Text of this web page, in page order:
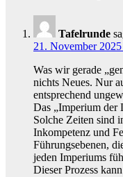
Tafelrunde
21. November
Was wir gerade
nichts Neues. Nur
entsprechend
Das „Imperium der
Solche Zeiten sind
Inkompetenz und
Führungsebenen,
jeden Imperiums
Dieser Prozess